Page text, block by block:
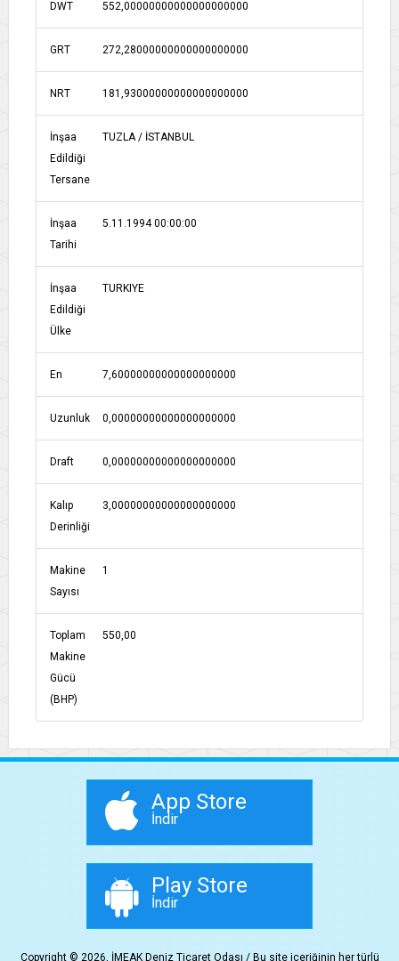
DWT 552,00000000000000000000
GRT 272,28000000000000000000
NRT 181,93000000000000000000
İnşaa
Edildiği
Tersane
TUZLA / İSTANBUL
İnşaa
Tarihi
5.11.1994 00:00:00
İnşaa
Edildiği
Ülke
TURKIYE
En 7,60000000000000000000
Uzunluk 0,00000000000000000000
Draft 0,00000000000000000000
Kalıp
Derinliği
3,00000000000000000000
Makine
Sayısı
1
Toplam
Makine
Gücü
(BHP)
550,00
App Store
İndir
Play Store
İndir
Copyright © 2026, İMEAK Deniz Ticaret Odası / Bu site içeriğinin her türlü